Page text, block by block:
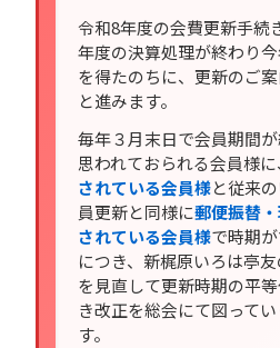
令和8年度の会費更新手続
年度の決算処理が終わり
を得たのちに、更新のご
と進みます。
毎年３月末日で会員期間
思われておられる会員様
されている会員様と従来
員更新と同様に郵便振替
されている会員様で時期
につき、新梶原いろは亭
を見直して更新時期の平
き改正を総会にて図って
す。